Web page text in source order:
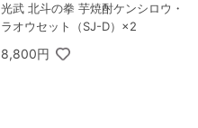
光武 北斗の拳 芋焼酎ケンシロウ・
ラオウセット（SJ-D）×2
8,800円